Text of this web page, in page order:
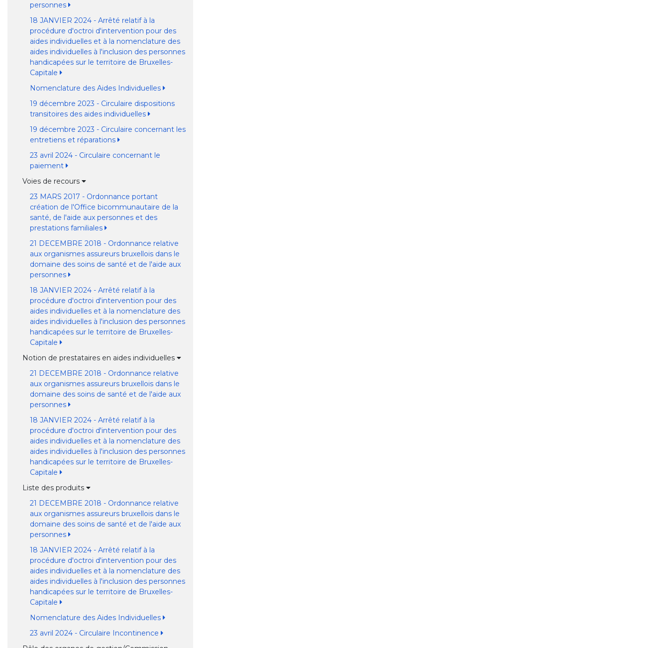
personnes
18 JANVIER 2024 - Arrêté relatif à la
procédure d'octroi d'intervention pour des
aides individuelles et à la nomenclature des
aides individuelles à l'inclusion des personnes
handicapées sur le territoire de Bruxelles-
Capitale
Nomenclature des Aides Individuelles
19 décembre 2023 - Circulaire dispositions
transitoires des aides individuelles
19 décembre 2023 - Circulaire concernant les
entretiens et réparations
23 avril 2024 - Circulaire concernant le
paiement
Voies de recours
23 MARS 2017 - Ordonnance portant
création de l'Office bicommunautaire de la
santé, de l'aide aux personnes et des
prestations familiales
21 DECEMBRE 2018 - Ordonnance relative
aux organismes assureurs bruxellois dans le
domaine des soins de santé et de l'aide aux
personnes
18 JANVIER 2024 - Arrêté relatif à la
procédure d'octroi d'intervention pour des
aides individuelles et à la nomenclature des
aides individuelles à l'inclusion des personnes
handicapées sur le territoire de Bruxelles-
Capitale
Notion de prestataires en aides individuelles
21 DECEMBRE 2018 - Ordonnance relative
aux organismes assureurs bruxellois dans le
domaine des soins de santé et de l'aide aux
personnes
18 JANVIER 2024 - Arrêté relatif à la
procédure d'octroi d'intervention pour des
aides individuelles et à la nomenclature des
aides individuelles à l'inclusion des personnes
handicapées sur le territoire de Bruxelles-
Capitale
Liste des produits
21 DECEMBRE 2018 - Ordonnance relative
aux organismes assureurs bruxellois dans le
domaine des soins de santé et de l'aide aux
personnes
18 JANVIER 2024 - Arrêté relatif à la
procédure d'octroi d'intervention pour des
aides individuelles et à la nomenclature des
aides individuelles à l'inclusion des personnes
handicapées sur le territoire de Bruxelles-
Capitale
Nomenclature des Aides Individuelles
23 avril 2024 - Circulaire Incontinence